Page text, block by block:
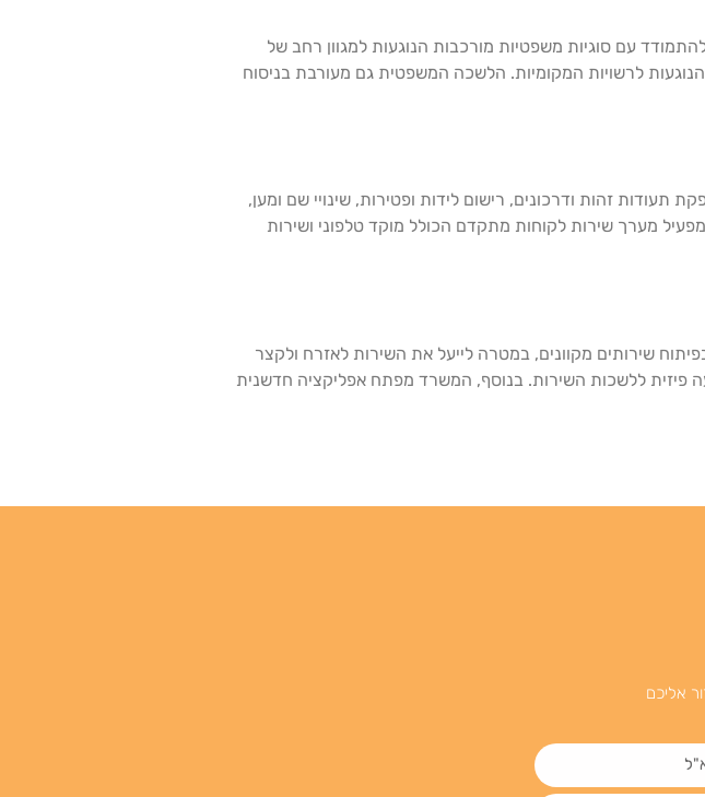
עם סוגיות משפטיות מורכבות הנוגעות למגוון רחב של
הנוגעות לרשויות המקומיות. הלשכה המשפטית גם מעורבת בניסוח
זהות ודרכונים, רישום לידות ופטירות, שינויי שם ומען,
מערך שירות לקוחות מתקדם הכולל מוקד טלפוני ושירות
שירותים מקוונים, במטרה לייעל את השירות לאזרח ולקצר
פיזית ללשכות השירות. בנוסף, המשרד מפתח אפליקציה חדשנית
אליכם